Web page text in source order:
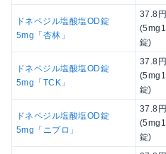
ドネペジル塩酸塩OD錠
5mg「杏林」
37.8円
(5mg1
錠)
ドネペジル塩酸塩OD錠
5mg「TCK」
37.8円
(5mg1
錠)
ドネペジル塩酸塩OD錠
5mg「ニプロ」
37.8円
(5mg1
錠)